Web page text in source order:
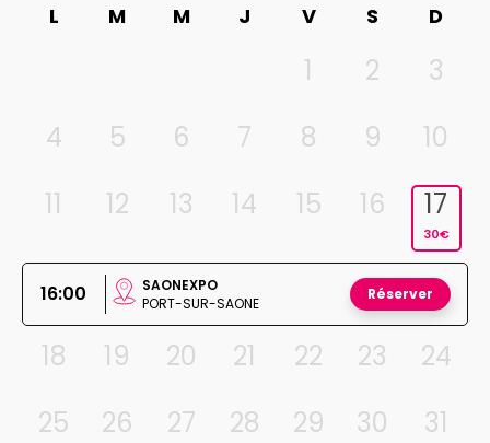
L M M J V S D
1 2
3
4
5 6 7 8 9
10
11
12 13 14 15 16 17
30€
16:00
SAONEXPO
PORT-SUR-SAONE
Réserver
18 19 20 21 22 23
24
25
26 27 28 29 30 31